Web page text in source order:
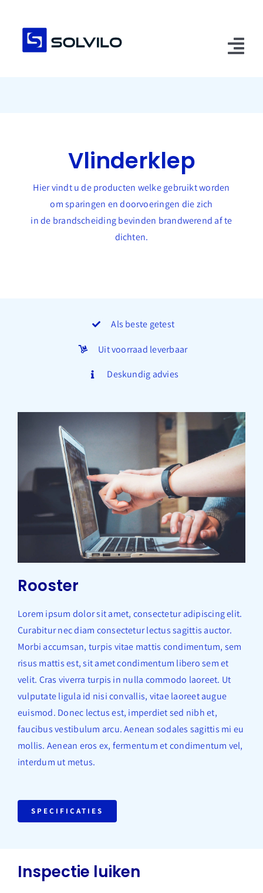
inhoud
Assortiment
Vlinderklep
Hier vindt u de producten welke gebruikt worden
om sparingen en doorvoeringen die zich
in de brandscheiding bevinden brandwerend af te
dichten.
Als beste getest
Uit voorraad leverbaar
Deskundig advies
Rooster
Lorem ipsum dolor sit amet, consectetur adipiscing elit.
Curabitur nec diam consectetur lectus sagittis auctor.
Morbi accumsan, turpis vitae mattis condimentum, sem
risus mattis est, sit amet condimentum libero sem et
velit. Cras viverra turpis in nulla commodo laoreet. Ut
vulputate ligula id nisi convallis, vitae laoreet augue
euismod. Donec lectus est, imperdiet sed nibh et,
faucibus vestibulum arcu. Aenean sodales sagittis mi eu
mollis. Aenean eros ex, fermentum et condimentum vel,
interdum ut metus.
SPECIFICATIES
Inspectie luiken